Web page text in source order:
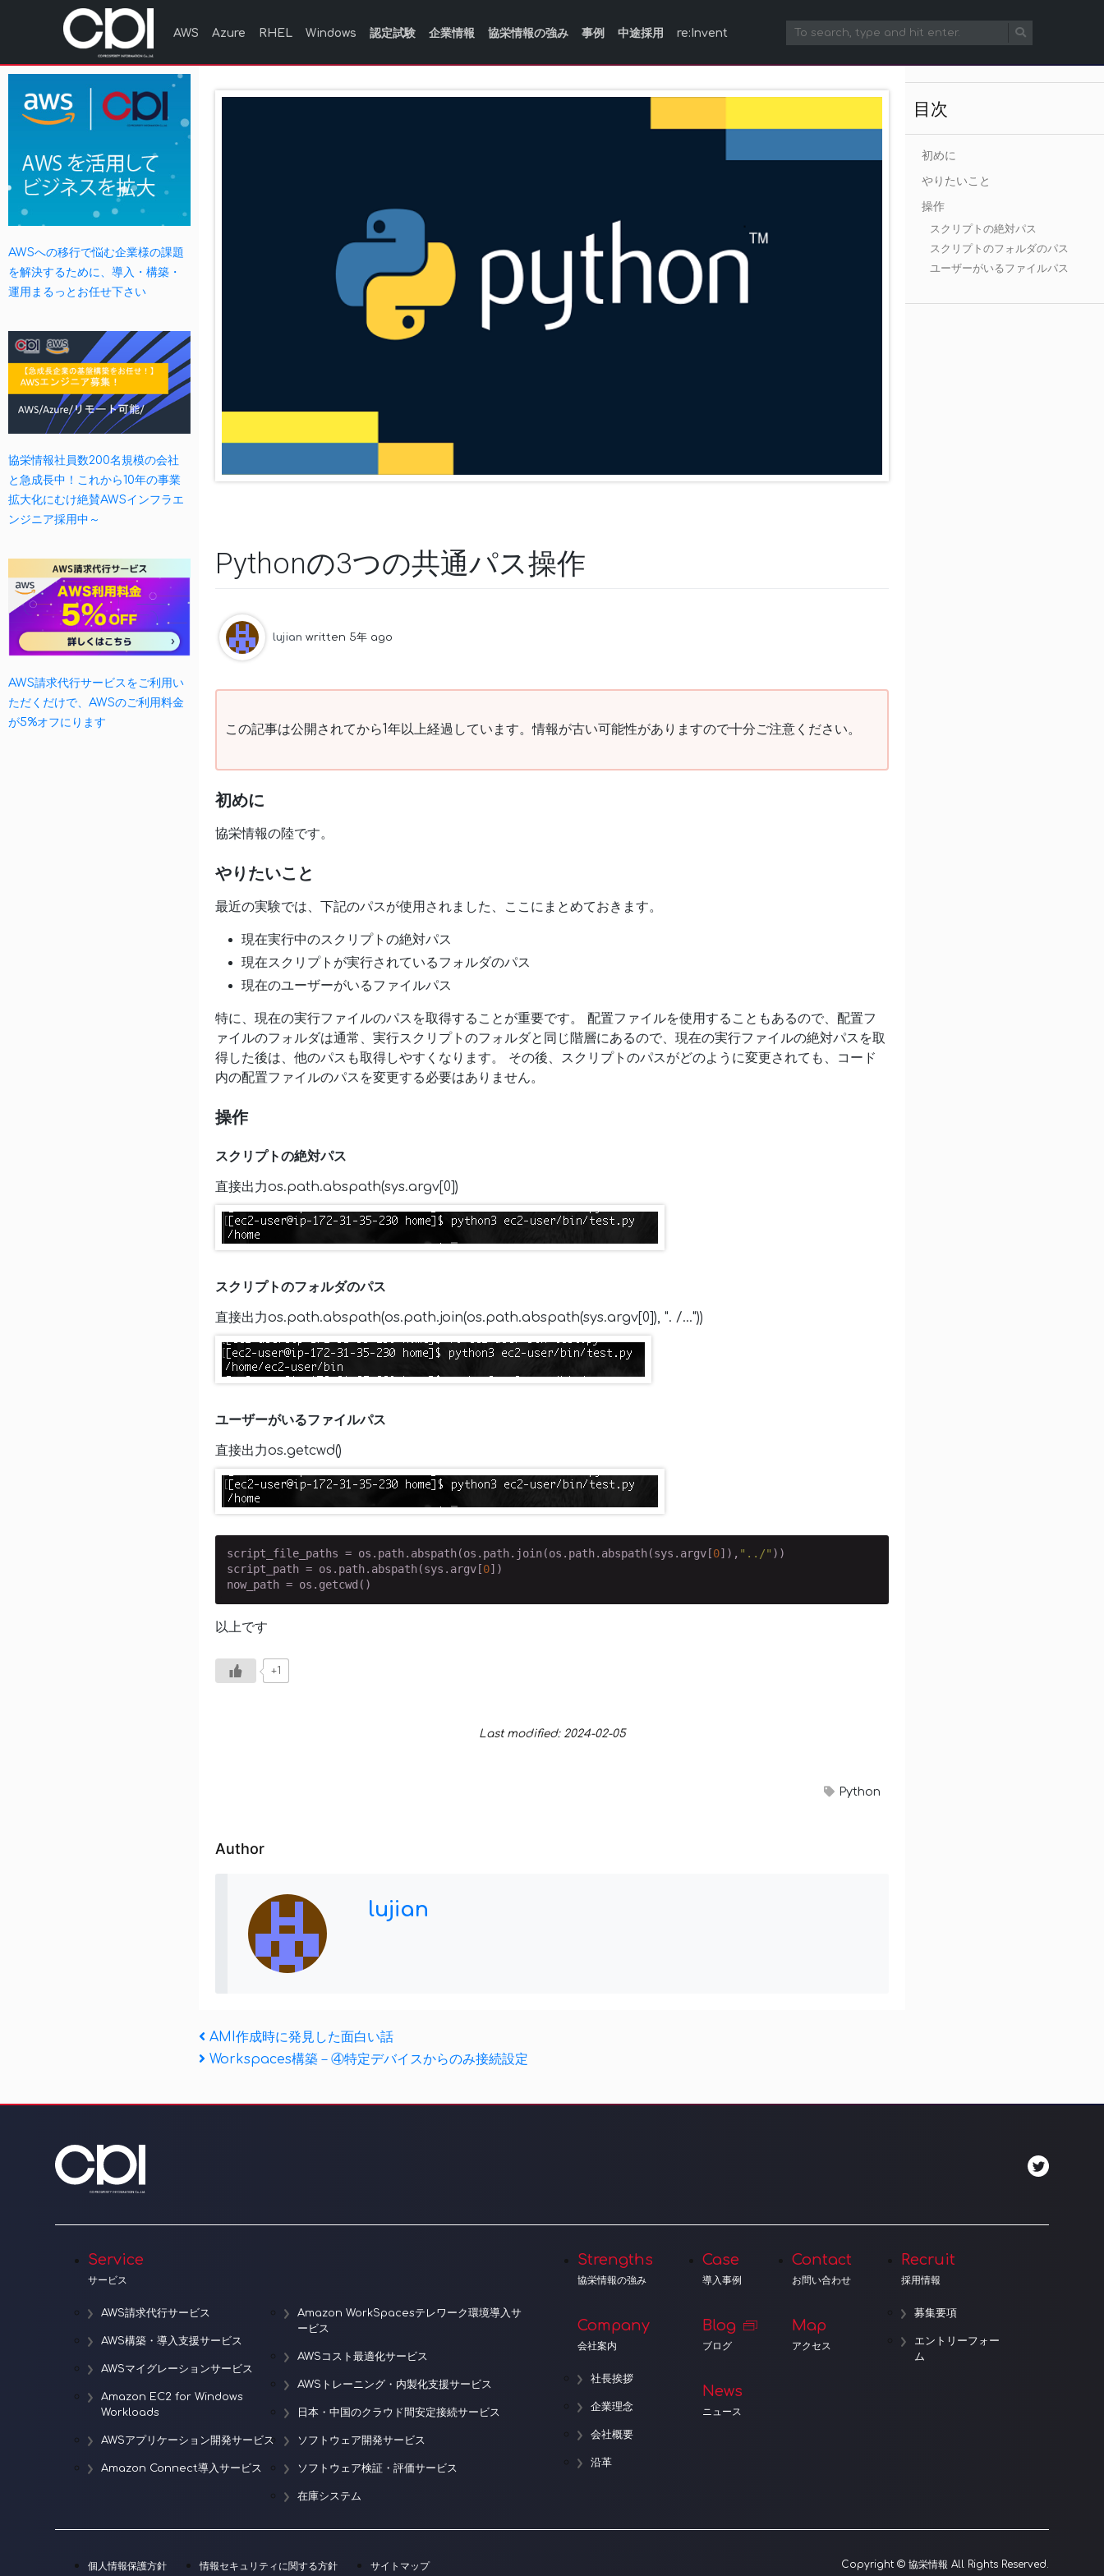
AWS Azure RHEL Windows 認定試験 企業情報 協栄情報の強み 事例 中途採用 re:Invent
AWSへの移行で悩む企業様の課題
を解決するために、導入・構築・
運用まるっとお任せ下さい
協栄情報社員数200名規模の会社
と急成長中！これから10年の事業
拡大化にむけ絶賛AWSインフラエ
ンジニア採用中～
AWS請求代行サービスをご利用い
ただくだけで、AWSのご利用料金
が5%オフにります
Pythonの3つの共通パス操作
lujian written 5年 ago
この記事は公開されてから1年以上経過しています。情報が古い可能性がありますので十分ご注意ください。
初めに
協栄情報の陸です。
やりたいこと
最近の実験では、下記のパスが使用されました、ここにまとめておきます。
現在実行中のスクリプトの絶対パス
現在スクリプトが実行されているフォルダのパス
現在のユーザーがいるファイルパス
特に、現在の実行ファイルのパスを取得することが重要です。 配置ファイルを使用することもあるので、配置フ
ァイルのフォルダは通常、実行スクリプトのフォルダと同じ階層にあるので、現在の実行ファイルの絶対パスを取
得した後は、他のパスも取得しやすくなります。 その後、スクリプトのパスがどのように変更されても、コード
内の配置ファイルのパスを変更する必要はありません。
操作
スクリプトの絶対パス
直接出力os.path.abspath(sys.argv[0])
スクリプトのフォルダのパス
直接出力os.path.abspath(os.path.join(os.path.abspath(sys.argv[0]), ". /…"))
ユーザーがいるファイルパス
直接出力os.getcwd()
script_file_paths = os.path.abspath(os.path.join(os.path.abspath(sys.argv[0]), "../" ))
script_path = os.path.abspath(sys.argv[0])
now_path = os.getcwd()
以上です
+1
Last modified: 2024-02-05
Python
Author
lujian
目次
初めに
やりたいこと
操作
スクリプトの絶対パス
スクリプトのフォルダのパス
ユーザーがいるファイルパス
投
稿
ナ
シ
Previous
Post
AMI作成時に発見した面白い話
Next
Workspaces構築－④特定デバイスからのみ接続設定
Service
サービス
AWS請求代行サービス
AWS構築・導入支援サービス
AWSマイグレーションサービス
Amazon EC2 for Windows
Workloads
AWSアプリケーション開発サービス
Amazon Connect導入サービス
Amazon WorkSpacesテレワーク環境導入サ
ービス
AWSコスト最適化サービス
AWSトレーニング・内製化支援サービス
日本・中国のクラウド間安定接続サービス
ソフトウェア開発サービス
ソフトウェア検証・評価サービス
在庫システム
Strengths
協栄情報の強み
Company
会社案内
社長挨拶
企業理念
会社概要
沿革
Case
導入事例
Blog
ブログ
News
ニュース
Contact
お問い合わせ
Map
アクセス
Recruit
採用情報
募集要項
エントリーフォー
ム
個人情報保護方針 情報セキュリティに関する方針 サイトマップ Copyright © 協栄情報 All Rights Reserved.